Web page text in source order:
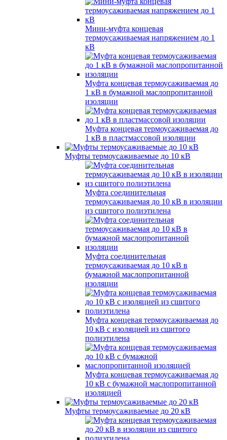
Мини-муфта концевая
термоусаживаемая напряжением до 1
кВ
Муфта концевая термоусаживаемая до
1 кВ в бумажной маслопропитанной
изоляции
Муфта концевая термоусаживаемая до
1 кВ в пластмассовой изоляции
Муфты термоусаживаемые до 10 кВ
Муфта соединительная
термоусаживаемая до 10 кВ в изоляции
из сшитого полиэтилена
Муфта соединительная
термоусаживаемая до 10 кВ в
бумажной маслопропитанной
изоляции
Муфта концевая термоусаживаемая до
10 кВ с изоляцией из сшитого
полиэтилена
Муфта концевая термоусаживаемая до
10 кВ с бумажной маслопропитанной
изоляцией
Муфты термоусаживаемые до 20 кВ